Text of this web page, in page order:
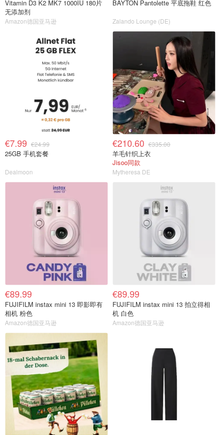
Vitamin D3 K2 MK7 1000IU 180片
无添加剂
Amazon德国亚马逊
BAYTON Pantolette 平底拖鞋 红色
Zalando Lounge (DE)
€7.99 €24.99
25GB 手机套餐
Dealmoon
€210.60 €335.00
羊毛针织上衣
Jisoo同款
Mytheresa DE
€89.99
FUJIFILM instax mini 13 即影即有
相机 粉色
Amazon德国亚马逊
€89.99
FUJIFILM instax mini 13 拍立得相
机 白色
Amazon德国亚马逊